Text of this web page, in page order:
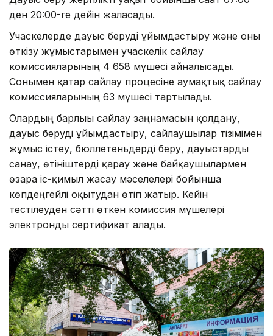
ден 20:00-ге дейін жалғасады.
Учаскелерде дауыс беруді ұйымдастыру және оны
өткізу жұмыстарымен учаскелік сайлау
комиссияларының 4 658 мүшесі айналысады.
Сонымен қатар сайлау процесіне аумақтық сайлау
комиссияларының 63 мүшесі тартылады.
Олардың барлығы сайлау заңнамасын қолдану,
дауыс беруді ұйымдастыру, сайлаушылар тізімімен
жұмыс істеу, бюллетеньдерді беру, дауыстарды
санау, өтініштерді қарау және байқаушылармен
өзара іс-қимыл жасау мәселелері бойынша
көпдеңгейлі оқытудан өтіп жатыр. Кейін
тестілеуден сәтті өткен комиссия мүшелері
электронды сертификат алады.